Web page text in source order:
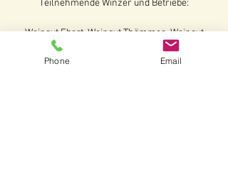
Teilnehmende Winzer und Betriebe:
Weingut Ebert, Weingut Thömmes, Weingut
Phone Email